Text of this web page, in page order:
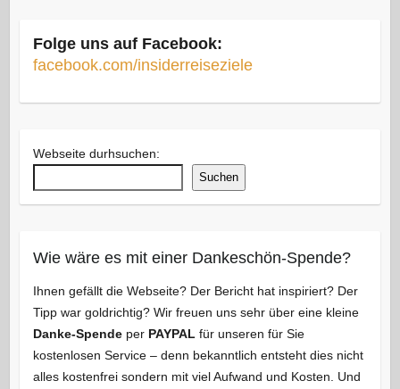
Folge uns auf Facebook:
facebook.com/insiderreiseziele
Webseite durhsuchen:
Suchen
Wie wäre es mit einer Dankeschön-Spende?
Ihnen gefällt die Webseite? Der Bericht hat inspiriert? Der
Tipp war goldrichtig? Wir freuen uns sehr über eine kleine
Danke-Spendeper PAYPAL für unseren für Sie
kostenlosen Service – denn bekanntlich entsteht dies nicht
alles kostenfrei sondern mit viel Aufwand und Kosten. Und